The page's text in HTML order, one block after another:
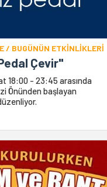
/ BUGÜNÜN ETKİNLİKLERİ
Çevir"
18:00 - 23:45 arasında
Önünden başlayan